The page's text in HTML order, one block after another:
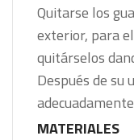
Quitarse los
exterior, para
quitárselos
Después de su
MATERIALES